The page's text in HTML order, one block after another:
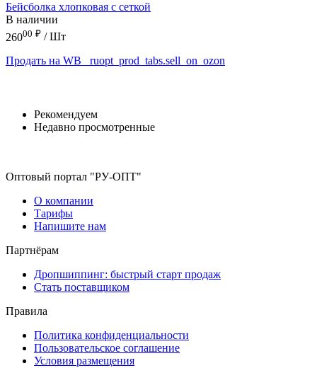
Бейсболка хлопковая с сеткой
В наличии
26000 ₽ / Шт
Продать на WB
_ruopt_prod_tabs.sell_on_ozon
Рекомендуем
Недавно просмотренные
Оптовый портал "РУ-ОПТ"
О компании
Тарифы
Напишите нам
Партнёрам
Дропшиппинг: быстрый старт продаж
Стать поставщиком
Правила
Политика конфиденциальности
Пользовательское соглашение
Условия размещения